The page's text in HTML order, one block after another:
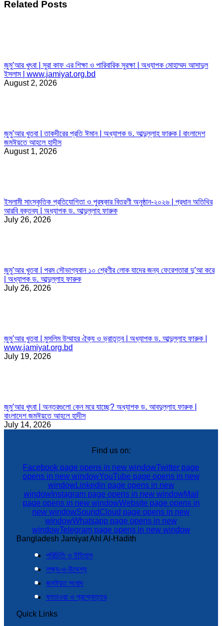
Related Posts
জুমু’আর খুৎবা | সুরা কাফ এর শিক্ষা ও পারিবারিক সুরক্ষা | অধ্যাপক মোহাম্মদ আসাদুল
ইসলাম | www.jamiyat.org.bd
August 2, 2026
জুমু’আর খুতবা | তাকদীরের প্রতি ঈমান | অধ্যাপক ড. আব্দুল্লাহ ফারুক | বাংলাদেশ
জমঈয়তে আহলে হাদীস
August 1, 2026
ইসলামী সাংস্কৃতিক প্রতিযোগিতা ও পুরষ্কার বিতরণী অনুষ্ঠান-২০২৬ | প্রধান অতিথির
আরবি বক্তব্য | অধ্যাপক ড. আব্দুল্লাহ ফারুক
July 26, 2026
জুমু’আর খুতবা | পরম সৌভাগ্যবান ১০ শ্রেণীর লোক যাদের জন্য ফেরেশতারা দু’আ করে
| অধ্যাপক ড. আব্দুল্লাহ ফারুক
July 26, 2026
জুমু’আর খুতবা | মুসলিম উম্মাহর ঐক্য ও ভ্রাতৃত্ব | অধ্যাপক ড. আব্দুল্লাহ ফারুক |
www.jamiyat.org.bd
July 19, 2026
জুমু’আর খুৎবা | অন্তরগুলো কেন মরে যাচ্ছে? অধ্যাপক ড. আবদুল্লাহ ফারুক |
বাংলাদেশ জমঈয়তে আহলে হাদীস
July 14, 2026
Find us on:
Facebook page opens in new windowTwitter page
opens in new windowYouTube page opens in new
windowLinkedin page opens in new
windowInstagram page opens in new windowMail
page opens in new windowWebsite page opens in
new windowSoundCloud page opens in new
windowWhatsapp page opens in new
windowTelegram page opens in new window
Bangladesh Jamiyat Ahl Al-Hadith
পরিচিতি ও ইতিহাস
লক্ষ্য-ও-উদ্দেশ্য
জমঈয়ত সংবাদ
ফাতাওয়া ও প্রশ্নোত্তর
Quick Links